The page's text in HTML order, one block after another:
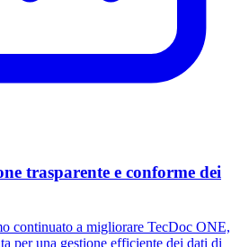
trasparente e conforme dei
continuato a migliorare TecDoc ONE,
per una gestione efficiente dei dati di